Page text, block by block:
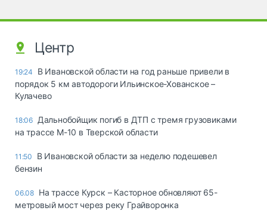
Центр
19:24
В Ивановской области на год раньше привели в
порядок 5 км автодороги Ильинское-Хованское –
Кулачево
18:06 Дальнобойщик погиб в ДТП с тремя грузовиками
на трассе М-10 в Тверской области
11:50
В Ивановской области за неделю подешевел
бензин
06.08 На трассе Курск – Касторное обновляют 65-
метровый мост через реку Грайворонка